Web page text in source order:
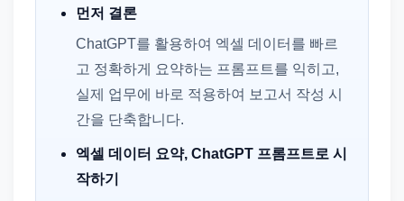
먼저 결론
ChatGPT를 활용하여 엑셀 데이터를 빠르
고 정확하게 요약하는 프롬프트를 익히고,
실제 업무에 바로 적용하여 보고서 작성 시
간을 단축합니다.
엑셀 데이터 요약, ChatGPT 프롬프트로 시
작하기